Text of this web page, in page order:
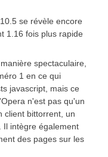
se révèle encore
1.16 fois plus rapide
spectaculaire,
1 en ce qui
javascript, mais ce
n'est pas qu'un
client bittorrent, un
Il intègre également
des pages sur les